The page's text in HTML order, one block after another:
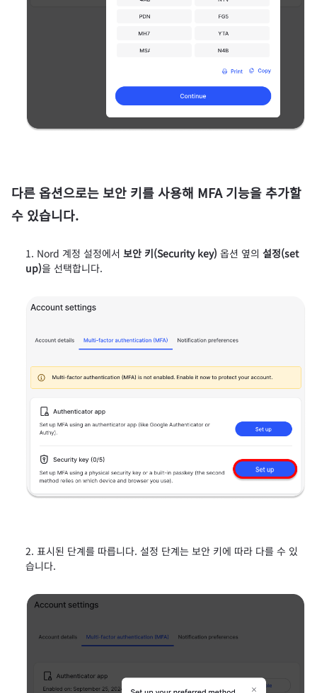
다른 옵션으로는 보안 키를 사용해 MFA 기능을 추가할
수 있습니다.
Nord 계정 설정에서 보안 키(Security key) 옵션 옆의 설정(set
up)을 선택합니다.
표시된 단계를 따릅니다. 설정 단계는 보안 키에 따라 다를 수 있
습니다.